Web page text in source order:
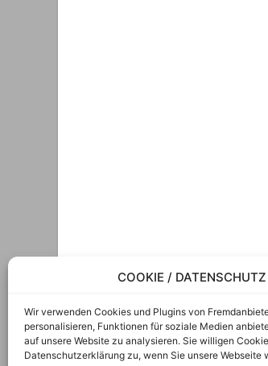
COOKIE /
Wir verwenden Cookies und Plugins von
personalisieren, Funktionen für soziale Medien
auf unsere Website zu analysieren. Sie willigen
Datenschutzerklärung zu, wenn Sie unsere Webseite